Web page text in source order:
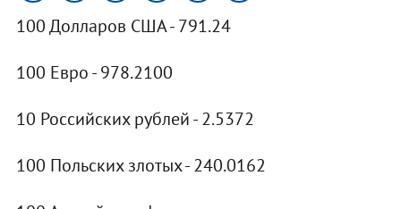
100 Долларов США - 791.24
100 Евро - 978.2100
10 Российских рублей - 2.5372
100 Польских злотых - 240.0162